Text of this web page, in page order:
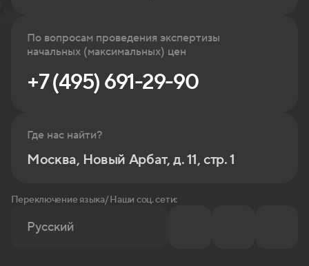
По вопросам проведения экспертизы
начальных (максимальных) цен
+7 (495) 691-29-90
Где нас найти?
Москва, Новый Арбат, д. 11, стр. 1
Переключение языка/ Наши соц. сети:
Русский